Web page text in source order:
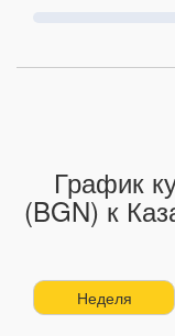
График
(BGN) к
Неделя